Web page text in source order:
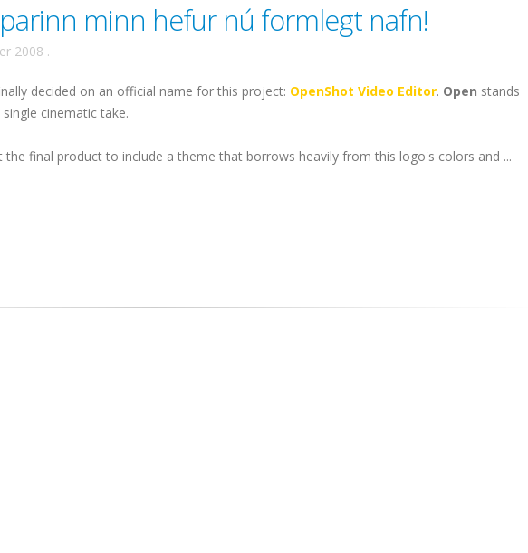
minn hefur nú formlegt nafn!
2008 .
decided on an official name for this project: OpenShot Video Editor. Open stands
cinematic take.
final product to include a theme that borrows heavily from this logo's colors and ...